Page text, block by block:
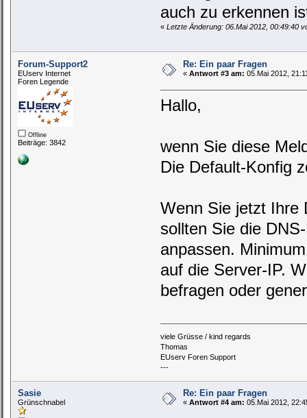
auch zu erkennen
«Letzte Änderung: 06.Mai 2012, 00:49:40
Forum-Support2
EUserv Internet
Foren Legende
Offline
Beiträge: 3842
Re: Ein paar Fragen
« Antwort #3 am: 05.Mai 2012,
Hallo,
wenn Sie diese
Die Default-Konfig
Wenn Sie jetzt Ihre
sollten Sie die
anpassen.
auf die Server-IP.
befragen oder
viele Grüsse / kind regards
Thomas
EUserv Foren Support
---
Sasie
Grünschnabel
Re: Ein paar Fragen
« Antwort #4 am: 05.Mai 2012,